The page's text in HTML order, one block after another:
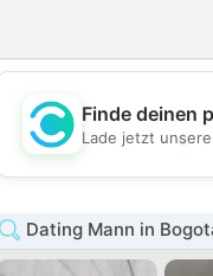
Finde deinen
Lade jetzt
Dating Mann in